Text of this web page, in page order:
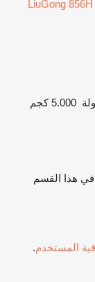
5.000 كجم
هذا القسم
المستخدم.